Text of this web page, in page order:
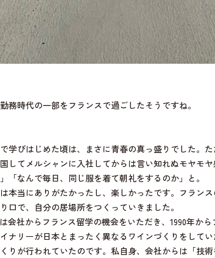
時代の一部をフランスで過ごしたそうですね。
学びはじめた頃は、まさに青春の真っ盛りでした。
してメルシャンに入社してからは言い知れぬモヤモヤ
「なんで毎日、同じ服を着て朝礼をするのか」と。
本当にありがたかったし、楽しかったです。フラン
口で、自分の居場所をつくっていきました。
会社からフランス留学の機会をいただき、1990年から
ナリーが日本とまったく異なるワインづくりをして
りが行われていたのです。私自身、会社からは「技